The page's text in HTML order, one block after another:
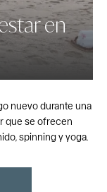
en
nuevo durante una
que se ofrecen
spinning y yoga.